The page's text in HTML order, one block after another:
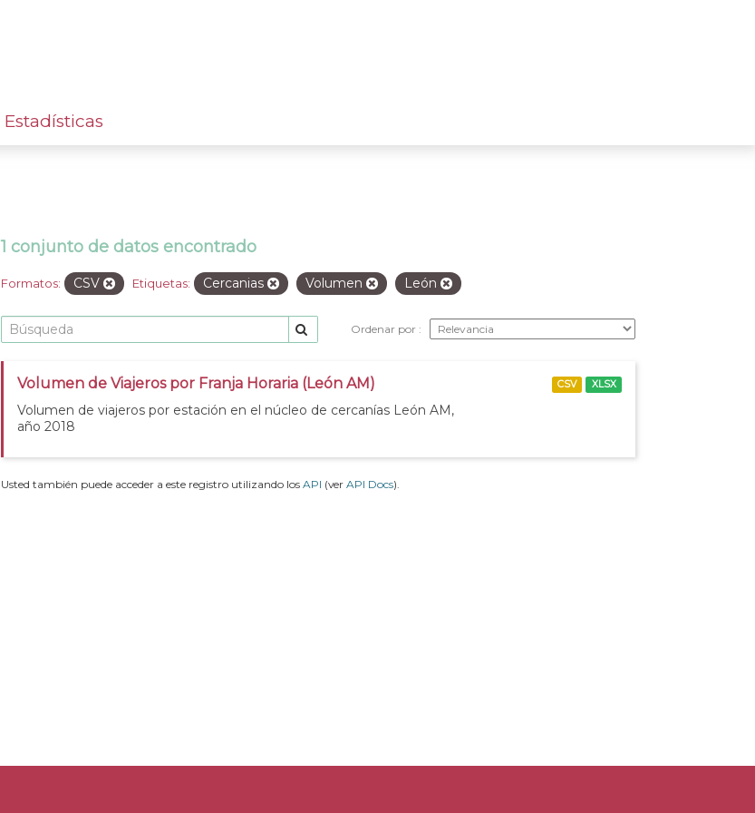
Estadísticas
1 conjunto de datos encontrado
Formatos: CSV Etiquetas: Cercanias Volumen León
Ordenar por
Volumen de Viajeros por Franja Horaria (León AM)
Volumen de viajeros por estación en el núcleo de cercanías León AM,
año 2018
CSV XLSX
Usted también puede acceder a este registro utilizando los API (ver API Docs).